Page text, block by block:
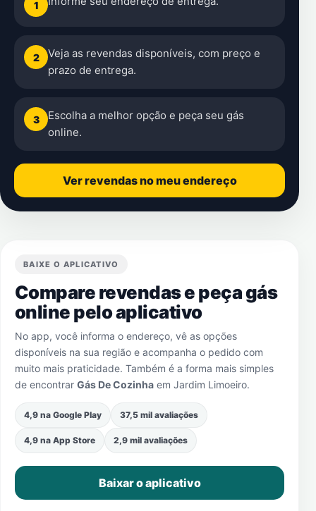
1
2
Veja as revendas disponíveis, com preço e
prazo de entrega.
3
Escolha a melhor opção e peça seu gás
online.
Ver revendas no meu endereço
BAIXE O APLICATIVO
Compare revendas e peça gás
online pelo aplicativo
No app, você informa o endereço, vê as opções
disponíveis na sua região e acompanha o pedido com
muito mais praticidade. Também é a forma mais simples
de encontrar Gás De Cozinha em Jardim Limoeiro.
4,9 na Google Play 37,5 mil avaliações
4,9 na App Store 2,9 mil avaliações
Baixar o aplicativo